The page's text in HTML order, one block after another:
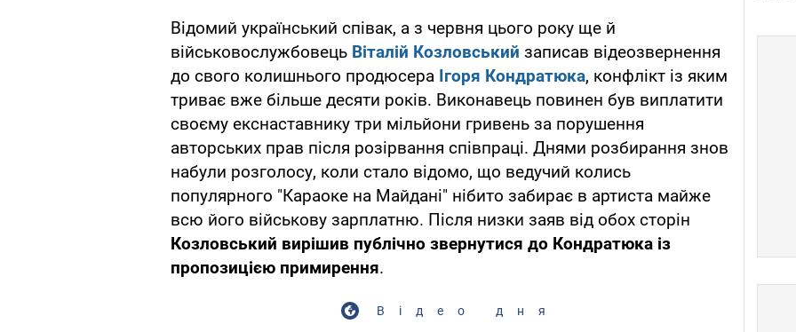
Відомий український співак, а з червня цього року ще й
військовослужбовець Віталій Козловський записав відеозвернення
до свого колишнього продюсера Ігоря Кондратюка, конфлікт із яким
триває вже більше десяти років. Виконавець повинен був виплатити
своєму екснаставнику три мільйони гривень за порушення
авторських прав після розірвання співпраці. Днями розбирання знов
набули розголосу, коли стало відомо, що ведучий колись
популярного "Караоке на Майдані" нібито забирає в артиста майже
всю його військову зарплатню. Після низки заяв від обох сторін
Козловський вирішив публічно звернутися до Кондратюка із
пропозицією примирення.
Відео дня